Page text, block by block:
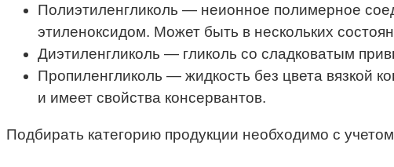
Полиэтиленгликоль — неионное полимерное
этиленоксидом. Может быть в нескольких
Диэтиленгликоль — гликоль со сладковатым
Пропиленгликоль — жидкость без цвета вязкой
и имеет свойства консервантов.
Подбирать категорию продукции необходимо с